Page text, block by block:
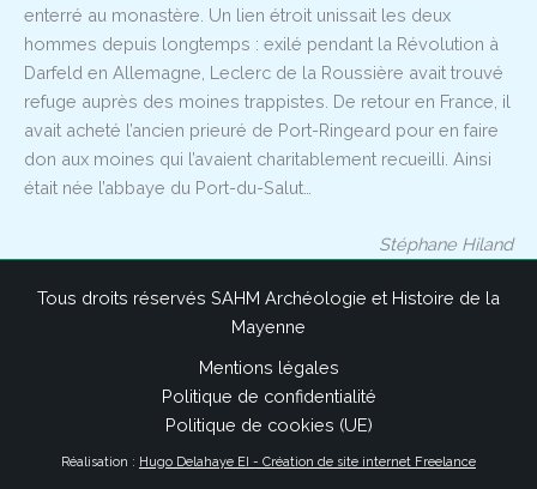
enterré au monastère. Un lien étroit unissait les deux
hommes depuis longtemps : exilé pendant la Révolution à
Darfeld en Allemagne, Leclerc de la Roussière avait trouvé
refuge auprès des moines trappistes. De retour en France, il
avait acheté l’ancien prieuré de Port-Ringeard pour en faire
don aux moines qui l’avaient charitablement recueilli. Ainsi
était née l’abbaye du Port-du-Salut…
Stéphane Hiland
Tous droits réservés SAHM Archéologie et Histoire de la
Mayenne
Mentions légales
Politique de confidentialité
Politique de cookies (UE)
Réalisation : Hugo Delahaye EI - Création de site internet Freelance